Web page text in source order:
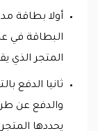
أولا بطاقة
البطاقة في
المتجر الذي
ثانيا الدفع
والدفع عن
يحددها